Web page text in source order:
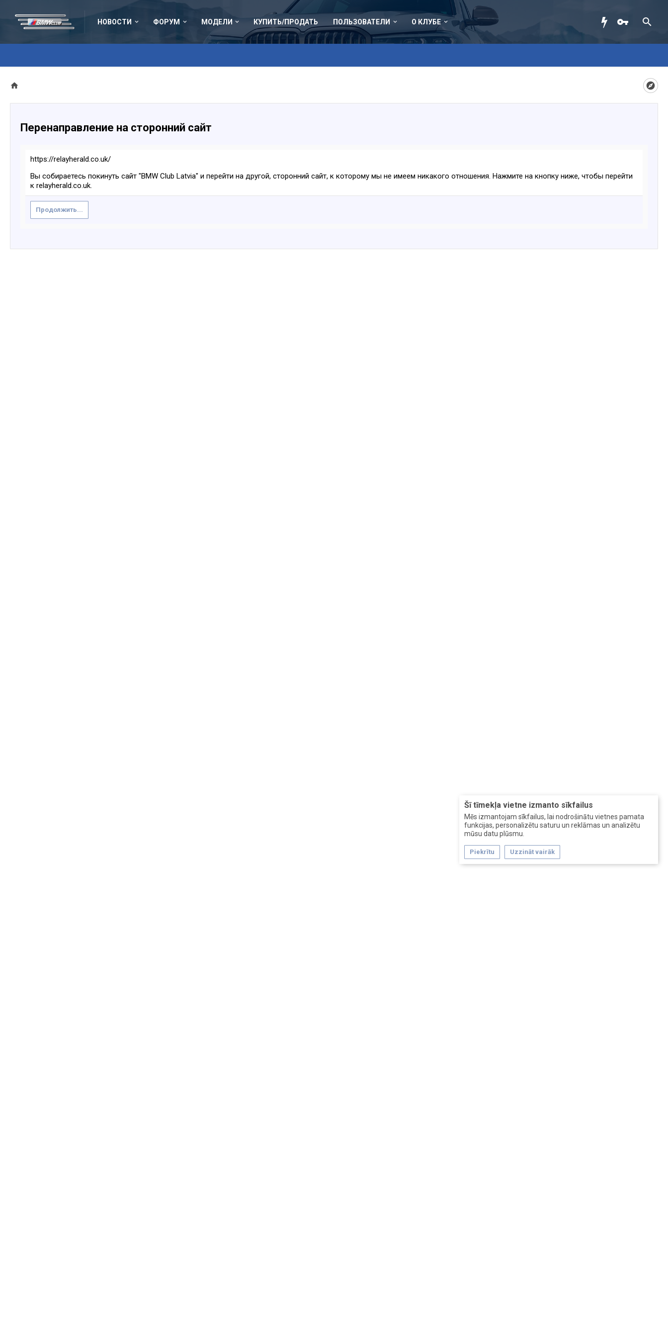
НОВОСТИ ФОРУМ МОДЕЛИ КУПИТЬ/ПРОДАТЬ ПОЛЬЗОВАТЕЛИ О КЛУБЕ
Šī tīmekļa vietne izmanto sīkfailus
Mēs izmantojam sīkfailus, lai nodrošinātu vietnes pamata
funkcijas, personalizētu saturu un reklāmas un analizētu
mūsu datu plūsmu.
Piekrītu Uzzināt vairāk
Перенаправление на сторонний сайт
https://relayherald.co.uk/
Вы собираетесь покинуть сайт "BMW Club Latvia" и перейти на другой, сторонний сайт, к которому мы не имеем никакого отношения. Нажмите на кнопку ниже, чтобы перейти
к relayherald.co.uk.
Продолжить...